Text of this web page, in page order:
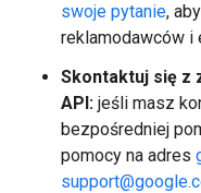
swoje pytanie,
reklamodawców i
Skontaktuj się z
API: jeśli masz
bezpośredniej
pomocy na adres